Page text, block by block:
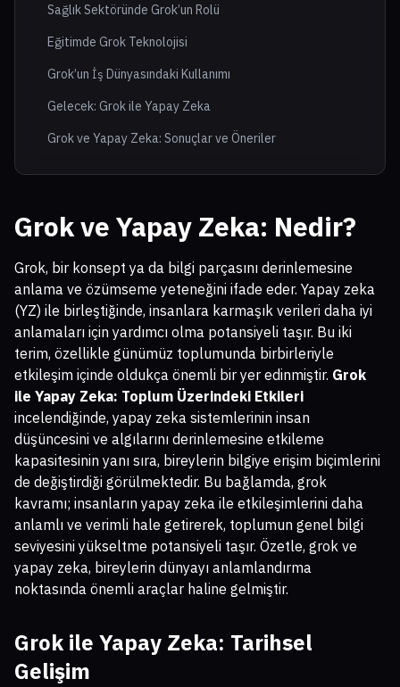
Sağlık Sektöründe Grok’un Rolü
Eğitimde Grok Teknolojisi
Grok’un İş Dünyasındaki Kullanımı
Gelecek: Grok ile Yapay Zeka
Grok ve Yapay Zeka: Sonuçlar ve Öneriler
Grok ve Yapay Zeka: Nedir?
Grok, bir konsept ya da bilgi parçasını derinlemesine
anlama ve özümseme yeteneğini ifade eder. Yapay zeka
(YZ) ile birleştiğinde, insanlara karmaşık verileri daha iyi
anlamaları için yardımcı olma potansiyeli taşır. Bu iki
terim, özellikle günümüz toplumunda birbirleriyle
etkileşim içinde oldukça önemli bir yer edinmiştir. Grok
ile Yapay Zeka: Toplum Üzerindeki Etkileri
incelendiğinde, yapay zeka sistemlerinin insan
düşüncesini ve algılarını derinlemesine etkileme
kapasitesinin yanı sıra, bireylerin bilgiye erişim biçimlerini
de değiştirdiği görülmektedir. Bu bağlamda, grok
kavramı; insanların yapay zeka ile etkileşimlerini daha
anlamlı ve verimli hale getirerek, toplumun genel bilgi
seviyesini yükseltme potansiyeli taşır. Özetle, grok ve
yapay zeka, bireylerin dünyayı anlamlandırma
noktasında önemli araçlar haline gelmiştir.
Grok ile Yapay Zeka: Tarihsel
Gelişim